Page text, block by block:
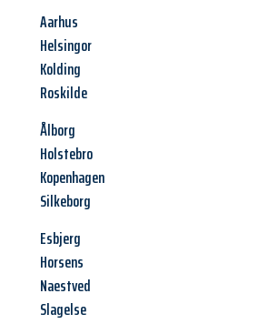
Aarhus
Helsingor
Kolding
Roskilde
Ålborg
Holstebro
Kopenhagen
Silkeborg
Esbjerg
Horsens
Naestved
Slagelse